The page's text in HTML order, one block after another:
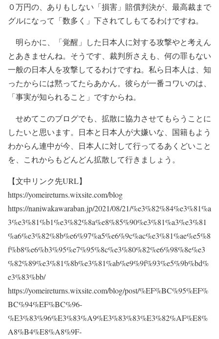
０万円の、ありもしない「損害」賠償判決が、最高裁まで
グルになって「数多く」下されてしもてるわけですね。
明らかに、「覚醒」した日本人に対する攻撃やと考えん
とあきませんね。そうです、裁判所さえも、何の罪もない
一般の日本人を攻撃してるわけですね。私ら日本人は、知
ったからには黙ってたらあかん。彼らが一番コワいのは、
「事実が知られること」ですからね。
せめてこのブログでも、拡散に協力させてもらうことに
したいと思います。日本と日本人が大嫌いな、国籍もよう
わからん連中が今、日本人に対して行ってるあくどいこと
を、これからもどんどん拡散して行きましょう。
【文中リンク先URL】
https://yomeireturns.wixsite.com/blog
https://naniwakawaraban.jp/2021/08/21/%e3%82%84%e3%81%a
3%e3%81%b1%e3%82%8a%e8%85%90%e3%81%a3%e3%81
%a6%e3%82%8b%e6%97%a5%e6%9c%ac%e3%81%ae%e5%8
f%b8%e6%b3%95%e7%95%8c%e3%80%82%e6%98%8e%e3
%82%89%e3%81%8b%e3%81%ab%e9%9f%93%e5%9b%bd%
e3%83%bb/
https://yomeireturns.wixsite.com/blog/post/%EF%BC%95%EF%
BC%94%EF%BC%96-
%E3%83%96%E3%83%A9%E3%83%83%E3%82%AF%E8%
A8%B4%E8%A8%9F-